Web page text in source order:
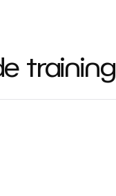
training